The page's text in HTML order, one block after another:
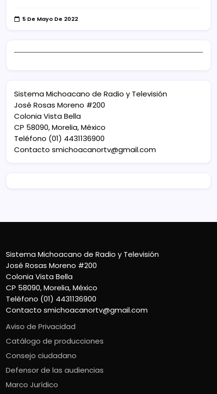
5 De Mayo De 2022
Sistema Michoacano de Radio y Televisión
José Rosas Moreno #200
Colonia Vista Bella
CP 58090, Morelia, México
Teléfono (01) 4431136900
Contacto smichoacanortv@gmail.com
Sistema Michoacano de Radio y Televisión
José Rosas Moreno #200
Colonia Vista Bella
CP 58090, Morelia, México
Teléfono (01) 4431136900
Contacto smichoacanortv@gmail.com
Aviso de Privacidad
Catálogo de producciones
Consejo ciudadano
Defensor de las audiencias
Marco Jurídico